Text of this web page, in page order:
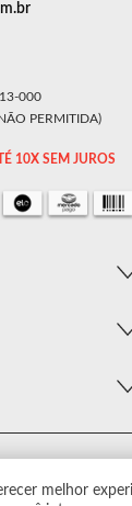
melhor
000
PERMITIDA)
10X SEM JUROS